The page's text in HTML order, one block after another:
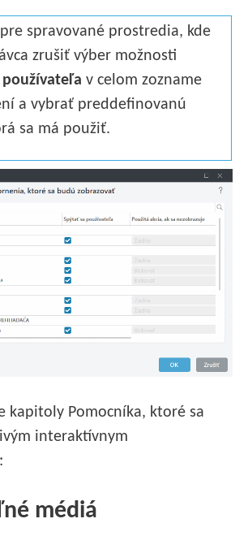
spravované prostredia, kde
zrušiť výber možnosti
používateľa v celom zozname
a vybrať preddefinovanú
sa má použiť.
kapitoly Pomocníka, ktoré sa
interaktívnym
médiá